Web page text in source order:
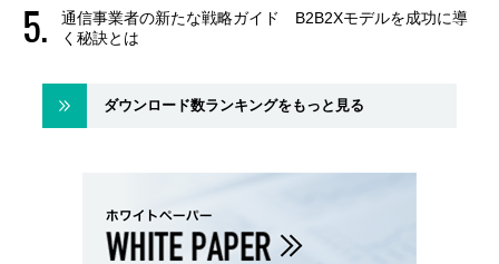
通信事業者の新たな戦略ガイド B2B2Xモデルを成功に導
く秘訣とは
ダウンロード数ランキングをもっと見る